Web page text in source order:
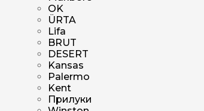
OK
ÜRTA
Lifa
BRUT
DESERT
Kansas
Palermo
Kent
Прилуки